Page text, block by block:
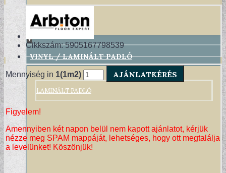
+
VINYL / LAMINÁLT PADLÓ
LAMINÁLT PADLÓ
Cikkszám:5905167798539
Mennyiség in 1(1m2) AJÁNLATKÉRÉS
Figyelem!
Amennyiben két napon belül nem kapott ajánlatot, kérjük
nézze meg SPAM mappáját, lehetséges, hogy ott megtalálja
a levelünket! Köszönjük!